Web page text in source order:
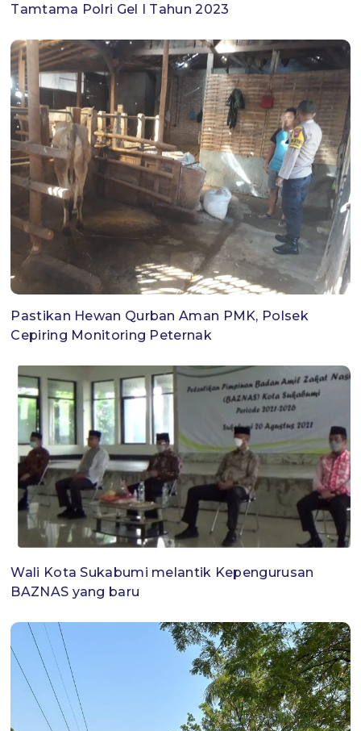
Tamtama Polri Gel I Tahun 2023
Pastikan Hewan Qurban Aman PMK, Polsek
Cepiring Monitoring Peternak
Wali Kota Sukabumi melantik Kepengurusan
BAZNAS yang baru